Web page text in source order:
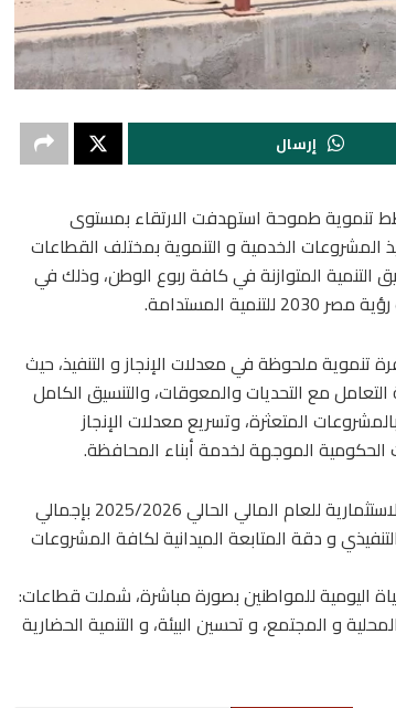
إرسال
2025/2026 تنفيذ خطط تنموية طموحة استهدفت الارتقاء بمستوى
المشروعات الخدمية و التنموية بمختلف القطاعات
التنمية المتوازنة في كافة ربوع الوطن، وذلك في
المستدامة.
ملحوظة في معدلات الإنجاز و التنفيذ، حيث
مع التحديات والمعوقات، والتنسيق الكامل
المتعثرة، وتسريع معدلات الإنجاز
الحكومية الموجهة لخدمة أبناء المحافظة.
نجحت المحافظة في تحقيق نسبة تنفيذ بلغت نحو 97% من الخطة الاستثمارية للعام المالي الحالي 2025/2026 بإجمالي
التنفيذي و دقة المتابعة الميدانية لكافة المشروعات
اليومية للمواطنين بصورة مباشرة، شملت قطاعات:
و المجتمع، و تحسين البيئة، و التنمية الحضارية